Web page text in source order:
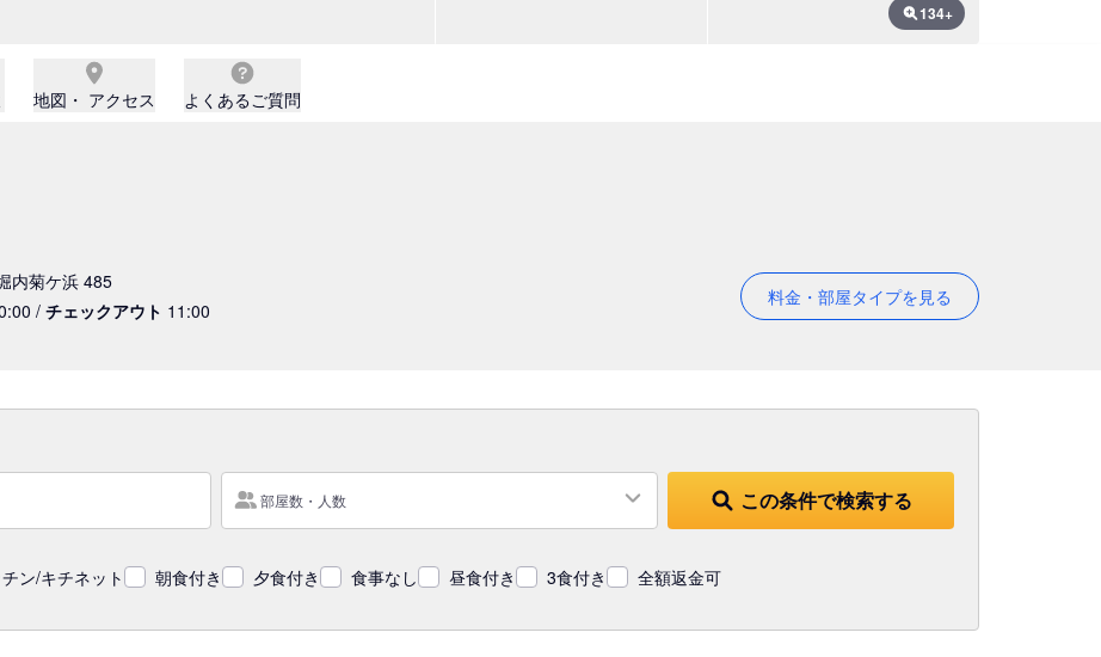
134+
地図・ アクセス よくあるご質問
料金・部屋タイプを見る
内菊ケ浜 485
/ チェックアウト 11:00
部屋数・人数 この条件で検索する
ン/キチネット 朝食付き 夕食付き 食事なし 昼食付き 3食付き 全額返金可